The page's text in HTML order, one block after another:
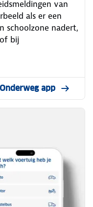
van
als er een
schoolzone nadert,
bij
app